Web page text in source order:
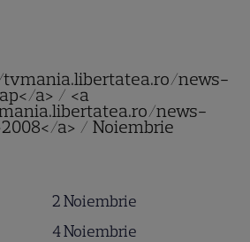
news-
a> / <a
news-
a> / Noiembrie
2 Noiembrie
4 Noiembrie